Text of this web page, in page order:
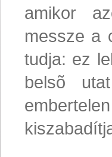
amikor
messze a
tudja: ez
belsõ